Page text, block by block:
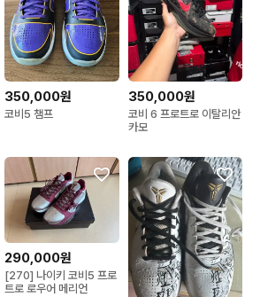
350,000원
코비5 챔프
350,000원
코비 6 프로트로 이탈리안
카모
290,000원
[270] 나이키 코비5 프로
트로 로우어 메리언